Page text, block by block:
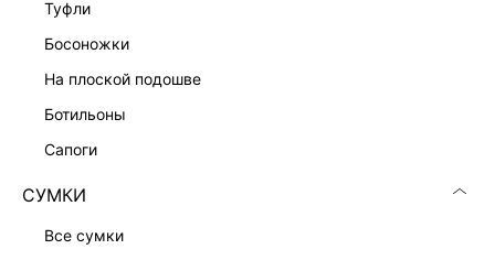
туфли
босоножки
на плоской подошве
ботильоны
сапоги
СУМКИ
все сумки
БЛУЗКА ИЗ ЖАККАРДА